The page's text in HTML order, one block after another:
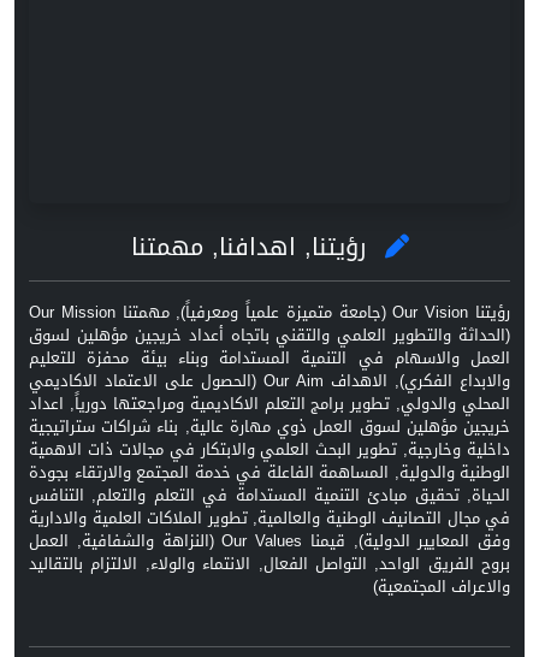
رؤيتنا, اهدافنا, مهمتنا
رؤيتنا Our Vision (جامعة متميزة علمياً ومعرفياً), مهمتنا Our Mission
(الحداثة والتطوير العلمي والتقني باتجاه أعداد خريجين مؤهلين لسوق
العمل والاسهام في التنمية المستدامة وبناء بيئة محفزة للتعليم
والابداع الفكري), الاهداف Our Aim (الحصول على الاعتماد الاكاديمي
المحلي والدولي, تطوير برامج التعلم الاكاديمية ومراجعتها دورياً, اعداد
خريجين مؤهلين لسوق العمل ذوي مهارة عالية, بناء شراكات ستراتيجية
داخلية وخارجية, تطوير البحث العلمي والابتكار في مجالات ذات الاهمية
الوطنية والدولية, المساهمة الفاعلة في خدمة المجتمع والارتقاء بجودة
الحياة, تحقيق مبادئ التنمية المستدامة في التعلم والتعلم, التنافس
في مجال التصانيف الوطنية والعالمية, تطوير الملاكات العلمية والادارية
وفق المعايير الدولية), قيمنا Our Values (النزاهة والشفافية, العمل
بروح الفريق الواحد, التواصل الفعال, الانتماء والولاء, الالتزام بالتقاليد
والاعراف المجتمعية)